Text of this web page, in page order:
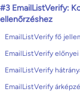
#3 EmailListVerify:
ellenőrzéshez
EmailListVerify fő
EmailListVerify előnyei
EmailListVerify
EmailListVerify